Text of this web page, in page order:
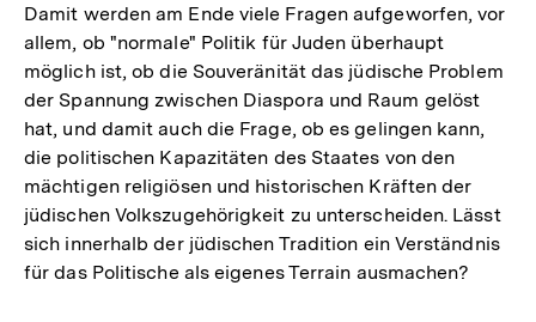
Damit werden am Ende viele Fragen aufgeworfen, vor
allem, ob "normale" Politik für Juden überhaupt
möglich ist, ob die Souveränität das jüdische Problem
der Spannung zwischen Diaspora und Raum gelöst
hat, und damit auch die Frage, ob es gelingen kann,
die politischen Kapazitäten des Staates von den
mächtigen religiösen und historischen Kräften der
jüdischen Volkszugehörigkeit zu unterscheiden. Lässt
sich innerhalb der jüdischen Tradition ein Verständnis
für das Politische als eigenes Terrain ausmachen?